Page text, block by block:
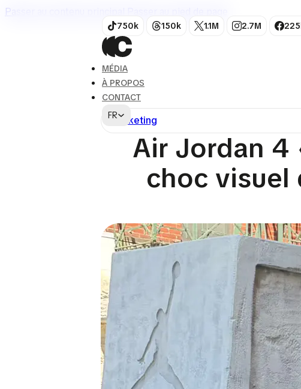
Passer au contenu principal
750k 150k 1.1M 2.7M
MÉDIA
À PROPOS
CONTACT
FRMarketing
Air Jordan 4
choc visuel